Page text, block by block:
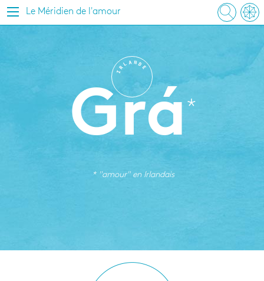
Le Méridien de l'amour
Grá
I
R
L A ND
E
* "amour" en Irlandais